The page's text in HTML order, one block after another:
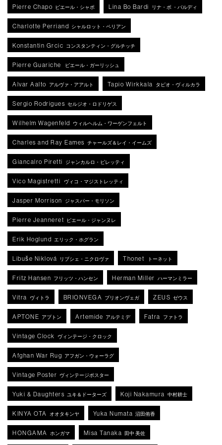
Pierre Chapo ピエール・シャポ Lina Bo Bardi リナ・ボ ・バルディ
Charlotte Perriand シャルロット・ペリアン
Konstantin Grcic コンスタンティン・グルチッチ
Pierre Guariche ピエール・ガーリッシュ
Alvar Aalto アルヴァ・アアルト Tapio Wirkkala タピオ・ヴィルカラ
Sergio Rodrigues セルジオ・ロドリゲス
Wilhelm Wagenfeld ウィルヘルム・ワーゲンフェルト
Charles and Ray Eames チャールズ＆レイ・イームズ
Giancalro Piretti ジャンカルロ・ピレッティ
Vico Magistretti ヴィコ・マジストレッティ
Jasper Morrison ジャスパー・モリソン
Pierre Jeanneret ピエール・ジャンヌレ
Erik Hoglund エリック・ホグラン
Libuše Niklová リブシェ・ニクロヴァ Thonet トーネット
Fritz Hansen フリッツ・ハンセン Herman Miller ハーマンミラー
Vitra ヴィトラ BRIONVEGA ブリオンヴェガ ZEUS ゼウス
APTONE アプトン Artemide アルテミデ Fatra ファトラ
Vintage Clock ヴィンテージ・クロック
Afghan War Rug アフガン・ウォーラグ
Vintage Poster ヴィンテージポスター
Yuki & Daughters ユキ＆ドーターズ Koji Nakamura 中村耕士
KINYA OTA オオタキンヤ Yuka Numata 沼田侑香
HONGAMA ホンガマ Misa Tanaka 田中 美佐